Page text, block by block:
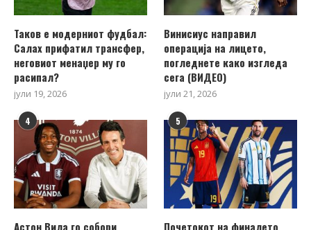
Таков е модерниот фудбал:
Салах прифатил трансфер,
неговиот менаџер му го
расипал?
јули 19, 2026
Винисиус направил
операција на лицето,
погледнете како изгледа
сега (ВИДЕО)
јули 21, 2026
4
Астон Вила го собори
5
Почетокот на финалето